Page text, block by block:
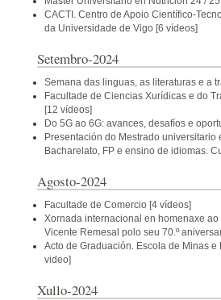
CACTI. Centro de Apoio Científico-
da Universidade de Vigo [6 vídeos]
Setembro-2024
Semana das linguas, as literaturas e a
Facultade de Ciencias Xurídicas e do
[12 vídeos]
Do 5G ao 6G: avances, desafíos e
Presentación do Mestrado universitario
Bacharelato, FP e ensino de idiomas.
Agosto-2024
Facultade de Comercio [4 vídeos]
Xornada internacional en homenaxe ao
Vicente Remesal polo seu 70.º
Acto de Graduación. Escola de Minas
video]
Xullo-2024